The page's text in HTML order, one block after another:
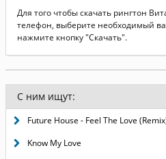
Для того чтобы скачать рингтон
телефон, выберите необходимый
нажмите кнопку "Скачать".
С ним ищут:
Future House - Feel The Love
Know My Love